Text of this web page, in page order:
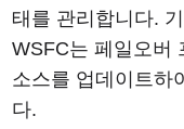
태를 관리합니다.
WSFC는 페일오버
소스를 업데이트하
다.